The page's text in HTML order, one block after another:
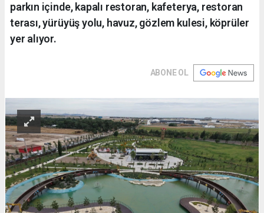
parkın içinde, kapalı restoran, kafeterya, restoran
terası, yürüyüş yolu, havuz, gözlem kulesi, köprüler
yer alıyor.
ABONE OL